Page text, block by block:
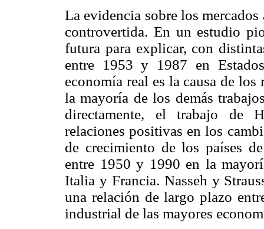
La evidencia sobre los
controvertida. En un estudio
futura para explicar, con
entre 1953 y 1987 en
economía real es la causa de
la mayoría de los demás
directamente, el trabajo de
relaciones positivas en los
de crecimiento de los países
entre 1950 y 1990 en la
Italia y Francia. Nasseh y
una relación de largo plazo
industrial de las mayores